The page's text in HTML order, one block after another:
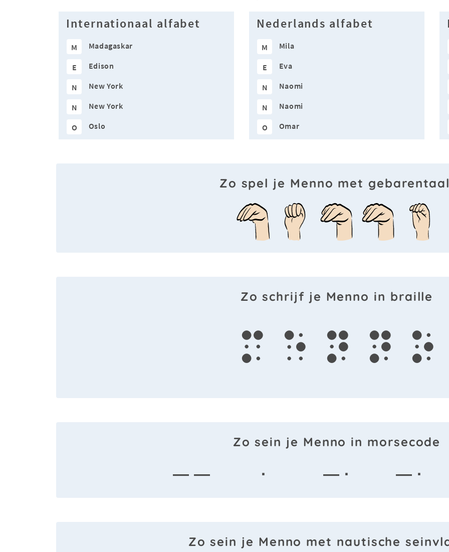
Internationaal alfabet
M Madagaskar
E Edison
N New York
N New York
O Oslo
Nederlands alfabet
M Mila
E Eva
N Naomi
N Naomi
O Omar
Zo spel je Menno met
Zo schrijf je Menno in braille
m e n n o
Zo sein je Menno in morsecode
— — · — · — ·
Zo sein je Menno met nautische